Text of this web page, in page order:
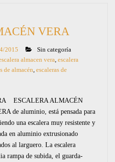
VERA
2015
Sin categoría
almacen vera escalera
de almacén escaleras de
ESCALERA ALMACÉN
de aluminio, está pensada para
una escalera muy resistente y
en aluminio extrusionado
al larguero. La escalera
rampa de subida, el guarda-